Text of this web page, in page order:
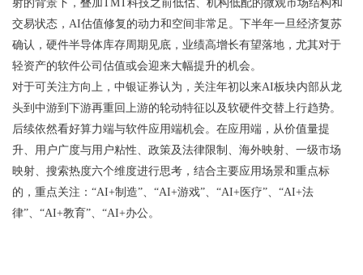
射的背景下，叠加TMT科技之前低估、机构低配的微观市场结构和
交易状态，AI估值修复的动力和空间非常足。下半年一旦经济复苏
确认，硬件半导体库存周期见底，业绩高增长有望落地，尤其对于
轻资产的软件公司估值或会迎来大幅提升的机会。
对于可关注方向上，中银证券认为，关注年初以来AI板块内部从龙
头到中游到下游再重回上游的轮动特征以及软硬件交替上行趋势。
后续依然看好算力端与软件应用端机会。在应用端，从价值量提
升、用户广度与用户粘性、政策及法律限制、海外映射、一级市场
映射、搜索热度六个维度进行思考，结合主要应用场景和重点标
的，重点关注：“AI+制造”、“AI+游戏”、“AI+医疗”、“AI+法
律”、“AI+教育”、“AI+办公。